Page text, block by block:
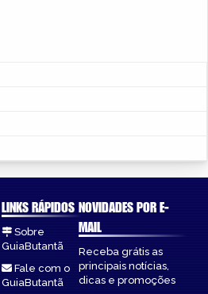
LINKS RÁPIDOS
Sobre
GuiaButantã
Fale com o
GuiaButantã
NOVIDADES POR E-
MAIL
Receba grátis as
principais notícias,
dicas e promoções